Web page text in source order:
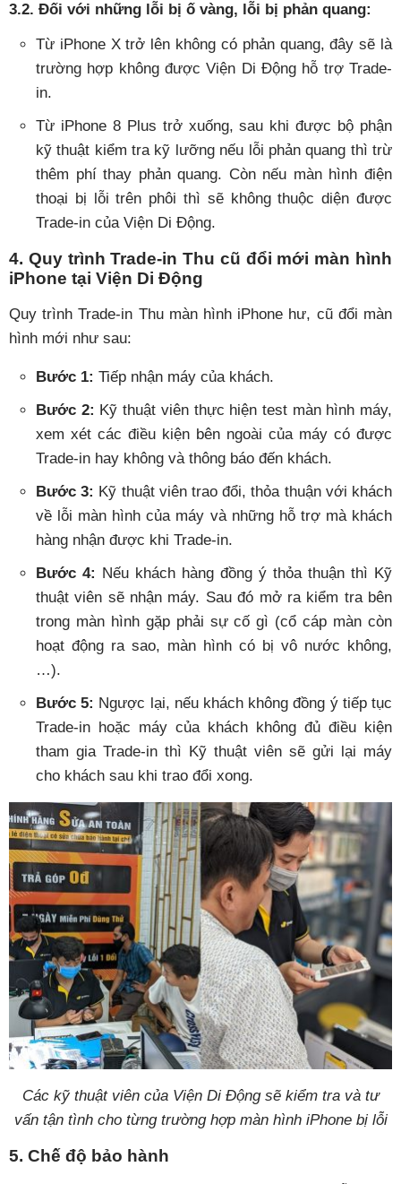
3.2. Đối với những lỗi bị ố vàng, lỗi bị phản quang:
Từ iPhone X trở lên không có phản quang, đây sẽ là
trường hợp không được Viện Di Động hỗ trợ Trade-
in.
Từ iPhone 8 Plus trở xuống, sau khi được bộ phận
kỹ thuật kiểm tra kỹ lưỡng nếu lỗi phản quang thì trừ
thêm phí thay phản quang. Còn nếu màn hình điện
thoại bị lỗi trên phôi thì sẽ không thuộc diện được
Trade-in của Viện Di Động.
4. Quy trình Trade-in Thu cũ đổi mới màn hình
iPhone tại Viện Di Động
Quy trình Trade-in Thu màn hình iPhone hư, cũ đổi màn
hình mới như sau:
Bước 1: Tiếp nhận máy của khách.
Bước 2: Kỹ thuật viên thực hiện test màn hình máy,
xem xét các điều kiện bên ngoài của máy có được
Trade-in hay không và thông báo đến khách.
Bước 3: Kỹ thuật viên trao đổi, thỏa thuận với khách
về lỗi màn hình của máy và những hỗ trợ mà khách
hàng nhận được khi Trade-in.
Bước 4: Nếu khách hàng đồng ý thỏa thuận thì Kỹ
thuật viên sẽ nhận máy. Sau đó mở ra kiểm tra bên
trong màn hình gặp phải sự cố gì (cổ cáp màn còn
hoạt động ra sao, màn hình có bị vô nước không,
…).
Bước 5: Ngược lại, nếu khách không đồng ý tiếp tục
Trade-in hoặc máy của khách không đủ điều kiện
tham gia Trade-in thì Kỹ thuật viên sẽ gửi lại máy
cho khách sau khi trao đổi xong.
Các kỹ thuật viên của Viện Di Động sẽ kiểm tra và tư
vấn tận tình cho từng trường hợp màn hình iPhone bị lỗi
5. Chế độ bảo hành